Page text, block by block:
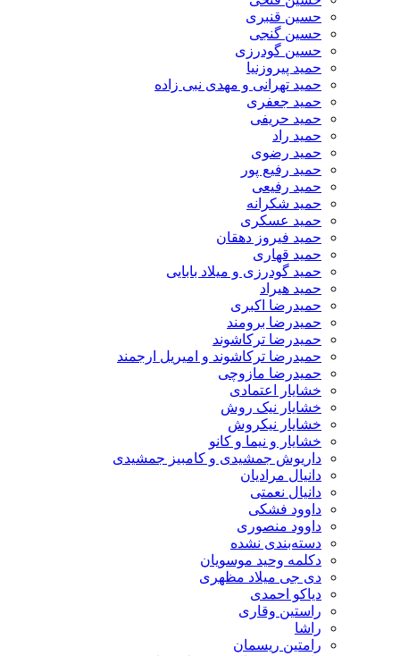
حسین قنبری
حسین گنجی
حسین گودرزی
حمید پیروزنیا
حمید تهرانی و مهدی نبی زاده
حمید جعفری
حمید حریفی
حمید راد
حمید رضوی
حمید رفیع پور
حمید رفیعی
حمید شکرانه
حمید عسکری
حمید فیروز دهقان
حمید قهاری
حمید گودرزی و میلاد بابایی
حمید هیراد
حمیدرضا اکبری
حمیدرضا برومند
حمیدرضا ترکاشوند
حمیدرضا ترکاشوند و امیریل ارجمند
حمیدرضا مازوچی
خشایار اعتمادی
خشایار نیک روش
خشایار نیکروش
خشایار و نیما و کانو
داریوش جمشیدی و کامبیز جمشیدی
دانیال مرادیان
دانیال نعمتی
داوود فشکی
داوود منصوری
دسته‌بندی نشده
دکلمه وحید موسویان
دی جی میلاد مظهری
دیاکو احمدی
راستین وقاری
راشا
رامتین ریسمان